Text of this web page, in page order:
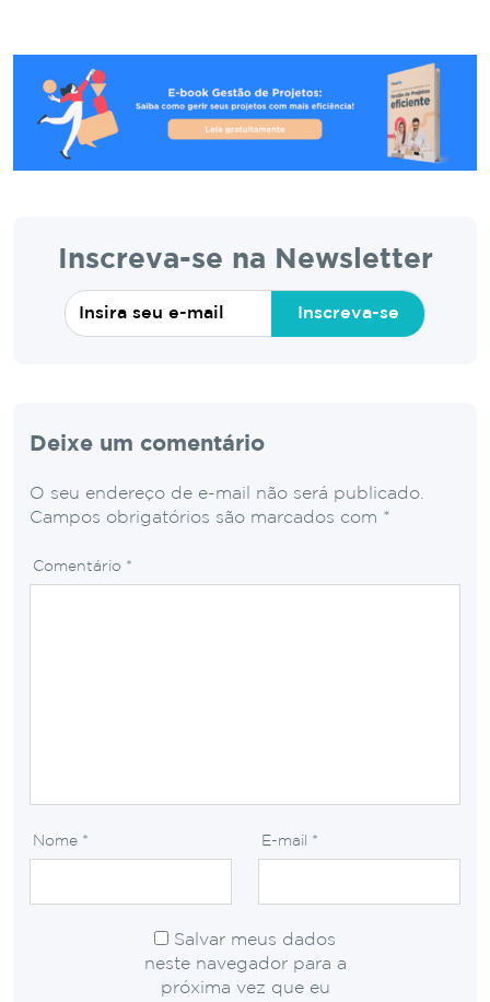
Inscreva-se na Newsletter
Inscreva-se
Deixe um comentário
O seu endereço de e-mail não será publicado.
Campos obrigatórios são marcados com *
Comentário *
Nome * E-mail *
Salvar meus dados
neste navegador para a
próxima vez que eu